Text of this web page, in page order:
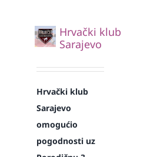
Hrvački klub
Sarajevo
Hrvački klub
Sarajevo
omogućio
pogodnosti uz